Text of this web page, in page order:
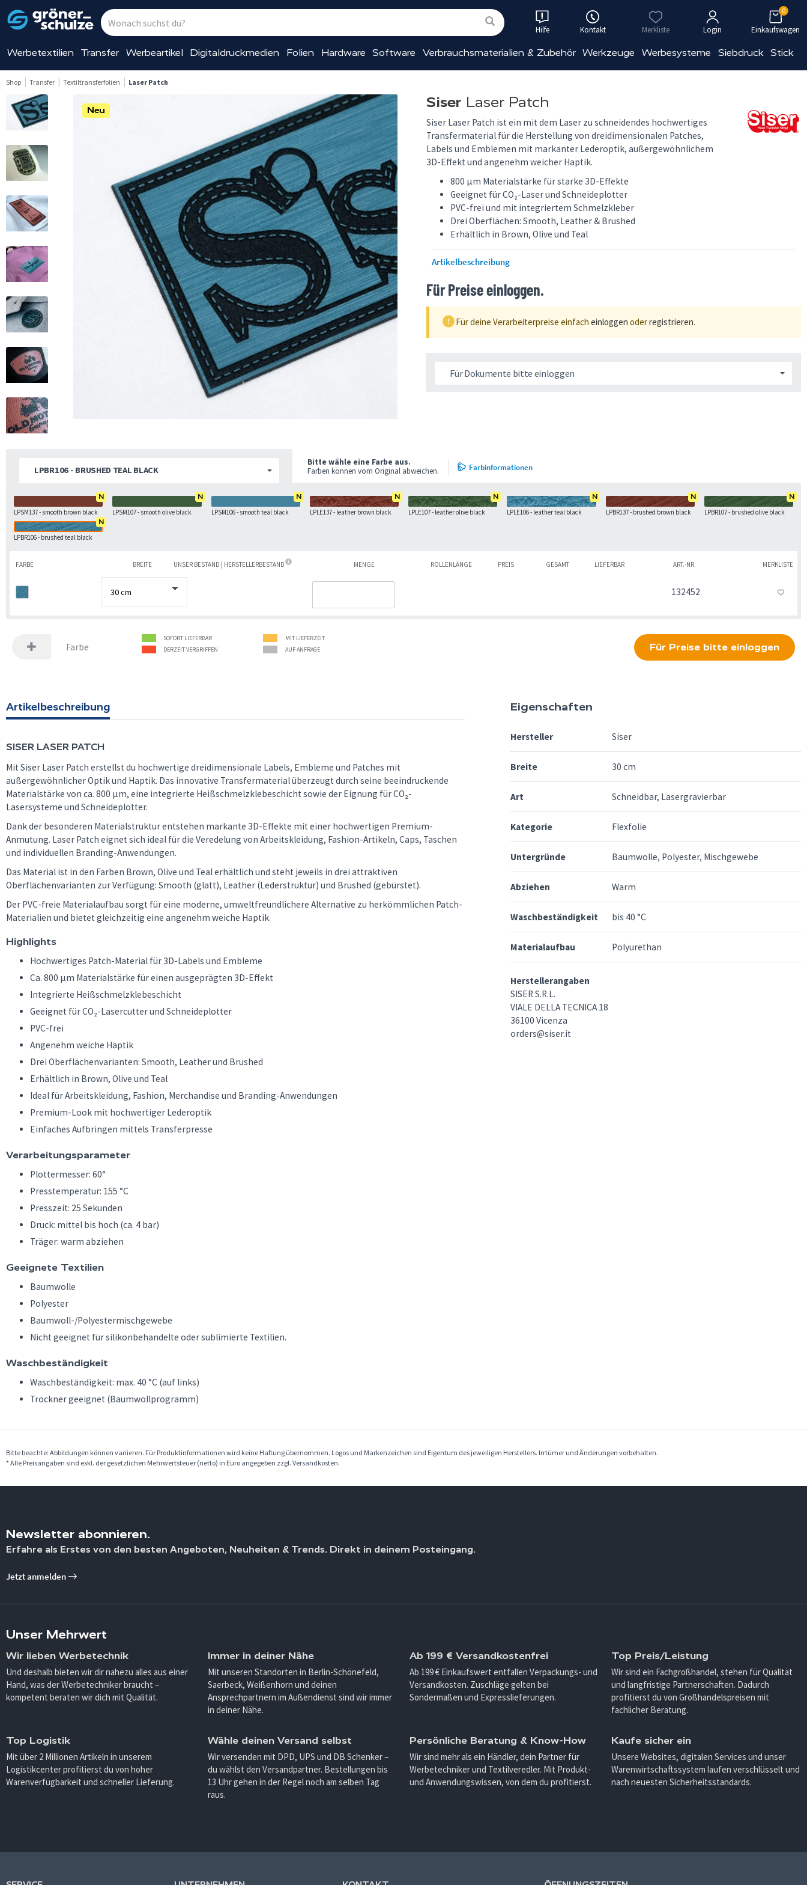
Hilfe Kontakt Merkliste Login Einkaufswagen
0
Werbetextilien Transfer Werbeartikel Digitaldruckmedien Folien Hardware Software Verbrauchsmaterialien & Zubehör Werkzeuge Werbesysteme Siebdruck Stick
Shop Transfer Textiltransferfolien Laser Patch
Neu Siser Laser Patch
Siser Laser Patch ist ein mit dem Laser zu schneidendes hochwertiges
Transfermaterial für die Herstellung von dreidimensionalen Patches,
Labels und Emblemen mit markanter Lederoptik, außergewöhnlichem
3D-Effekt und angenehm weicher Haptik.
800 µm Materialstärke für starke 3D-Effekte
Geeignet für CO₂-Laser und Schneideplotter
PVC-frei und mit integriertem Schmelzkleber
Drei Oberflächen: Smooth, Leather & Brushed
Erhältlich in Brown, Olive und Teal
Artikelbeschreibung
Für Preise einloggen.
Für deine Verarbeiterpreise einfach einloggen oderregistrieren.
Für Dokumente bitte einloggen
N
LPSM137 - smooth brown black
N
LPSM107 - smooth olive black
N
LPSM106 - smooth teal black
N
LPLE137 - leather brown black
N
LPLE107 - leather olive black
N
LPLE106 - leather teal black
N
LPBR137 - brushed brown black
N
LPBR107 - brushed olive black
N
LPBR106 - brushed teal black
LPBR106 - BRUSHED TEAL BLACK
Bitte wähle eine Farbe aus.
Farben können vom Original abweichen.
Farbinformationen
FARBE BREITE UNSER BESTAND | HERSTELLERBESTAND MENGE ROLLENLÄNGE PREIS GESAMT LIEFERBAR ART.-NR.
132452
MERKLISTE
Farbe
SOFORT LIEFERBAR
MIT LIEFERZEIT
DERZEIT VERGRIFFEN
AUF ANFRAGE Für Preise bitte einloggen
Artikelbeschreibung
SISER LASER PATCH
Mit Siser Laser Patch erstellst du hochwertige dreidimensionale Labels, Embleme und Patches mit
außergewöhnlicher Optik und Haptik. Das innovative Transfermaterial überzeugt durch seine beeindruckende
Materialstärke von ca. 800 µm, eine integrierte Heißschmelzklebeschicht sowie der Eignung für CO₂-
Lasersysteme und Schneideplotter.
Dank der besonderen Materialstruktur entstehen markante 3D-Effekte mit einer hochwertigen Premium-
Anmutung. Laser Patch eignet sich ideal für die Veredelung von Arbeitskleidung, Fashion-Artikeln, Caps, Taschen
und individuellen Branding-Anwendungen.
Das Material ist in den Farben Brown, Olive und Teal erhältlich und steht jeweils in drei attraktiven
Oberflächenvarianten zur Verfügung: Smooth (glatt), Leather (Lederstruktur) und Brushed (gebürstet).
Der PVC-freie Materialaufbau sorgt für eine moderne, umweltfreundlichere Alternative zu herkömmlichen Patch-
Materialien und bietet gleichzeitig eine angenehm weiche Haptik.
Highlights
Hochwertiges Patch-Material für 3D-Labels und Embleme
Ca. 800 µm Materialstärke für einen ausgeprägten 3D-Effekt
Integrierte Heißschmelzklebeschicht
Geeignet für CO₂-Lasercutter und Schneideplotter
PVC-frei
Angenehm weiche Haptik
Drei Oberflächenvarianten: Smooth, Leather und Brushed
Erhältlich in Brown, Olive und Teal
Ideal für Arbeitskleidung, Fashion, Merchandise und Branding-Anwendungen
Premium-Look mit hochwertiger Lederoptik
Einfaches Aufbringen mittels Transferpresse
Verarbeitungsparameter
Plottermesser: 60°
Presstemperatur: 155 °C
Presszeit: 25 Sekunden
Druck: mittel bis hoch (ca. 4 bar)
Träger: warm abziehen
Geeignete Textilien
Baumwolle
Polyester
Baumwoll-/Polyestermischgewebe
Nicht geeignet für silikonbehandelte oder sublimierte Textilien.
Waschbeständigkeit
Waschbeständigkeit: max. 40 °C (auf links)
Trockner geeignet (Baumwollprogramm)
Eigenschaften
Hersteller Siser
Breite 30 cm
Art Schneidbar, Lasergravierbar
Kategorie Flexfolie
Untergründe Baumwolle, Polyester, Mischgewebe
Abziehen Warm
Waschbeständigkeit bis 40 °C
Materialaufbau Polyurethan
Herstellerangaben
SISER S.R.L.
VIALE DELLA TECNICA 18
36100 Vicenza
orders@siser.it
Bitte beachte: Abbildungen können variieren. Für Produktinformationen wird keine Haftung übernommen. Logos und Markenzeichen sind Eigentum des jeweiligen Herstellers. Irrtümer und Änderungen vorbehalten.
* Alle Preisangaben sind exkl. der gesetzlichen Mehrwertsteuer (netto) in Euro angegeben zzgl. Versandkosten.
Newsletter abonnieren.
Erfahre als Erstes von den besten Angeboten, Neuheiten & Trends. Direkt in deinem Posteingang.
Jetzt anmelden
Unser Mehrwert
Wir lieben Werbetechnik
Und deshalb bieten wir dir nahezu alles aus einer
Hand, was der Werbetechniker braucht –
kompetent beraten wir dich mit Qualität.
Immer in deiner Nähe
Mit unseren Standorten in Berlin-Schönefeld,
Saerbeck, Weißenhorn und deinen
Ansprechpartnern im Außendienst sind wir immer
in deiner Nähe.
Ab 199 € Versandkostenfrei
Ab 199 € Einkaufswert entfallen Verpackungs- und
Versandkosten. Zuschläge gelten bei
Sondermaßen und Expresslieferungen.
Top Preis/Leistung
Wir sind ein Fachgroßhandel, stehen für Qualität
und langfristige Partnerschaften. Dadurch
profitierst du von Großhandelspreisen mit
fachlicher Beratung.
Top Logistik
Mit über 2 Millionen Artikeln in unserem
Logistikcenter profitierst du von hoher
Warenverfügbarkeit und schneller Lieferung.
Wähle deinen Versand selbst
Wir versenden mit DPD, UPS und DB Schenker –
du wählst den Versandpartner. Bestellungen bis
13 Uhr gehen in der Regel noch am selben Tag
raus.
Persönliche Beratung & Know-How
Wir sind mehr als ein Händler, dein Partner für
Werbetechniker und Textilveredler. Mit Produkt-
und Anwendungswissen, von dem du profitierst.
Kaufe sicher ein
Unsere Websites, digitalen Services und unser
Warenwirtschaftssystem laufen verschlüsselt und
nach neuesten Sicherheitsstandards.